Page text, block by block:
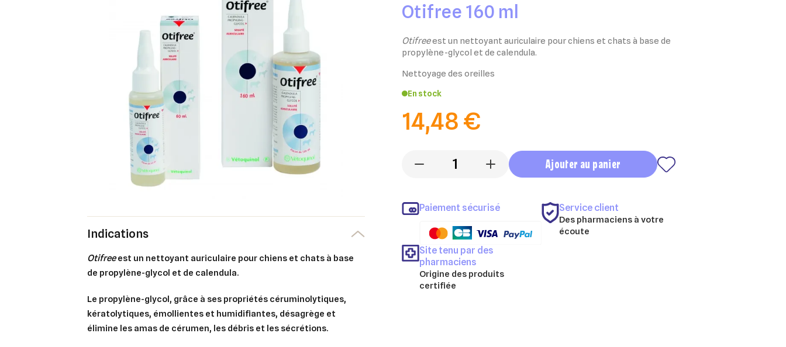
Otifree 160 ml
Otifreeest un nettoyant auriculaire pour chiens et chats à base de
propylène-glycol et de calendula.
Nettoyage des oreilles
En stock
14,48 €
- + Ajouter au panier
Paiement sécurisé Service client
Des pharmaciens à votre
écoute
Site tenu par des
pharmaciens
Origine des produits
certifiée
Indications
Otifreeest un nettoyant auriculaire pour chiens et chats à base
de propylène-glycol et de calendula.
Le propylène-glycol, grâce à ses propriétés céruminolytiques,
kératolytiques, émollientes et humidifiantes, désagrège et
élimine les amas de cérumen, les débris et les sécrétions.